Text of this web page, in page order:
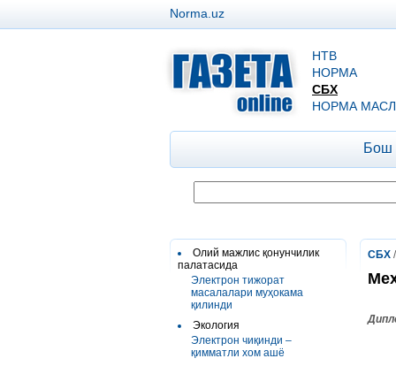
Norma.uz
НТВ
НОРМА
СБХ
НОРМА
Бош
Олий мажлис қонунчилик
палатасида
Электрон тижорат
масалалари муҳокама
қилинди
Экология
Электрон чиқинди –
қимматли хом ашё
СБХ